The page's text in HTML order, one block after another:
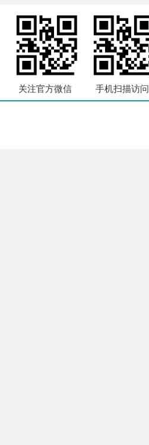
关注官方微信 手机扫描访问